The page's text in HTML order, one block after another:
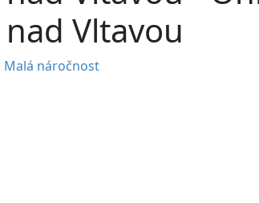
Vltavou
Malá náročnost